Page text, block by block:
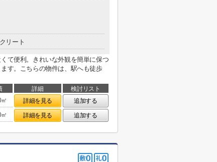
リート
て便利。きれいな外観を簡単に保つ
す。こちらの物件は、駅へも徒歩
詳細
検討リスト
詳細を見る
追加する
詳細を見る 追加する